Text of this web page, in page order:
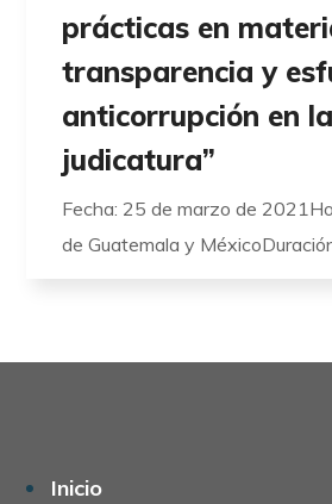
prácticas en
transparencia y
anticorrupción en la
judicatura”
Fecha: 25 de marzo de
de Guatemala y
Inicio